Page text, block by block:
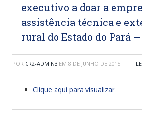
executivo a doar a
assistência técnica e
rural do Estado do Pará –
POR CR2-ADMIN3 EM 8 DE JUNHO DE 2015
Clique aqui para visualizar